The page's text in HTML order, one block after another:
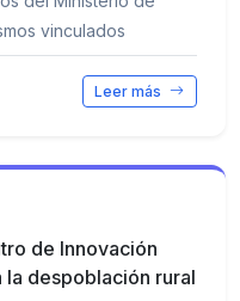
vinculados
Leer más
de Innovación
despoblación rural